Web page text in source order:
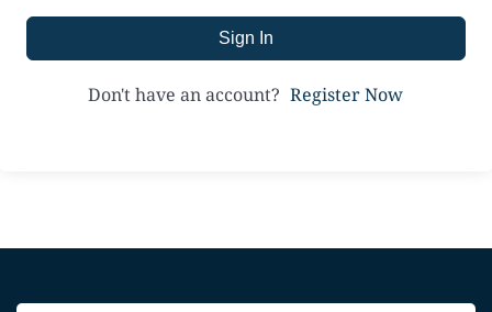
Sign In
Don't have an account? Register Now